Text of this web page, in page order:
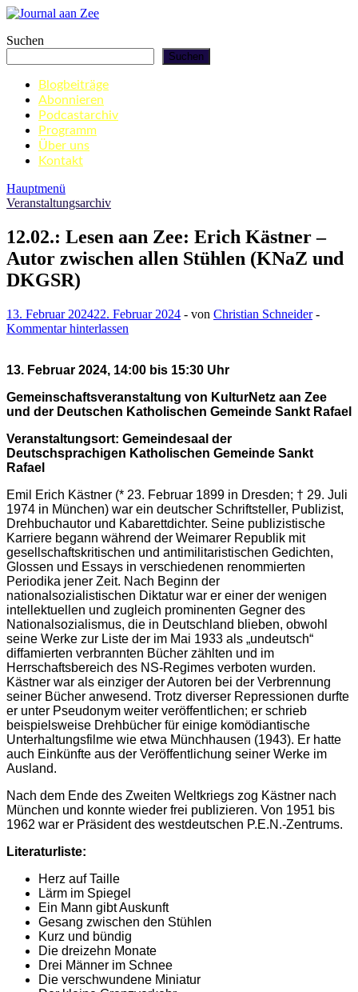
Zum
springen
Journal aan Zee
Suchen
Suchen
Blogbeiträge
Abonnieren
Podcastarchiv
Programm
Über uns
Kontakt
Hauptmenü
Veranstaltungsarchiv
12.02.: Lesen aan Zee: Erich Kästner –
Autor zwischen allen Stühlen (KNaZ und
DKGSR)
13. Februar 202422. Februar 2024 - von Christian Schneider-
Kommentar hinterlassen
13. Februar 2024, 14:00 bis 15:30 Uhr
Gemeinschaftsveranstaltung von KulturNetz aan Zee
und der Deutschen Katholischen Gemeinde Sankt Rafael
Veranstaltungsort: Gemeindesaal der
Deutschsprachigen Katholischen Gemeinde Sankt
Rafael
Emil Erich Kästner (* 23. Februar 1899 in Dresden; † 29. Juli
1974 in München) war ein deutscher Schriftsteller, Publizist,
Drehbuchautor und Kabarettdichter. Seine publizistische
Karriere begann während der Weimarer Republik mit
gesellschaftskritischen und antimilitaristischen Gedichten,
Glossen und Essays in verschiedenen renommierten
Periodika jener Zeit. Nach Beginn der
nationalsozialistischen Diktatur war er einer der wenigen
intellektuellen und zugleich prominenten Gegner des
Nationalsozialismus, die in Deutschland blieben, obwohl
seine Werke zur Liste der im Mai 1933 als „undeutsch“
diffamierten verbrannten Bücher zählten und im
Herrschaftsbereich des NS-Regimes verboten wurden.
Kästner war als einziger der Autoren bei der Verbrennung
seiner Bücher anwesend. Trotz diverser Repressionen durfte
er unter Pseudonym weiter veröffentlichen; er schrieb
beispielsweise Drehbücher für einige komödiantische
Unterhaltungsfilme wie etwa Münchhausen (1943). Er hatte
auch Einkünfte aus der Veröffentlichung seiner Werke im
Ausland.
Nach dem Ende des Zweiten Weltkriegs zog Kästner nach
München und konnte wieder frei publizieren. Von 1951 bis
1962 war er Präsident des westdeutschen P.E.N.-Zentrums.
Literaturliste:
Herz auf Taille
Lärm im Spiegel
Ein Mann gibt Auskunft
Gesang zwischen den Stühlen
Kurz und bündig
Die dreizehn Monate
Drei Männer im Schnee
Die verschwundene Miniatur